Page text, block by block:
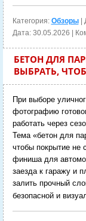
Категория: Обзоры|
Дата: 30.05.2026 |
БЕТОН ДЛЯ
ВЫБРАТЬ,
При выборе
фотографию
работать через
Тема «бетон для
чтобы покрытие не
финиша для
заезда к гаражу и
залить прочный
безопасной и